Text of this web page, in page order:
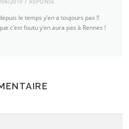
le temps y’en a toujours pas !!
c’est foutu y’en aura pas à Rennes !